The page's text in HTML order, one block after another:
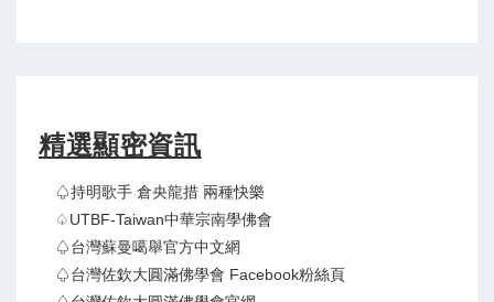
精選顯密資訊
♤持明歌手 倉央龍措 兩種快樂
♤UTBF-Taiwan中華宗南學佛會
♤台灣蘇曼噶舉官方中文網
♤台灣佐欽大圓滿佛學會 Facebook粉絲頁